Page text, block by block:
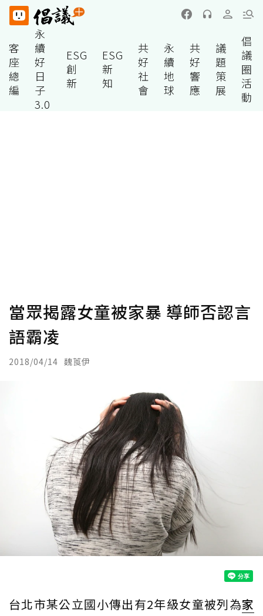
客
座
總
編
永
續
好
日
子
3.0
ESG
創
新
ESG
新
知
共
好
社
會
永
續
地
球
共
好
響
應
議
題
策
展
倡
議
圈
活
動
當眾揭露女童被家暴 導師否認言
語霸凌
2018/04/14 魏莨伊
台北市某公立國小傳出有2年級女童被列為家